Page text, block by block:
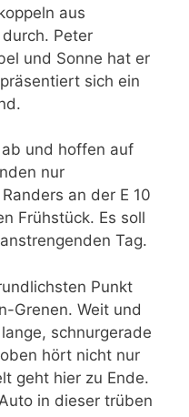
aus
Peter
und Sonne hat er
sich ein
und hoffen auf
nur
an der E 10
Frühstück. Es soll
Tag.
Punkt
Grenen. Weit und
schnurgerade
hört nicht nur
geht hier zu Ende.
in dieser trüben